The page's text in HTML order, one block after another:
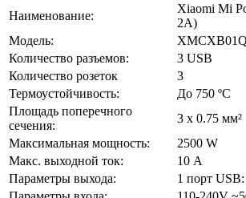
Наименование:
Xiaomi Mi
2A)
Модель:
Количество разъемов:
3 USB
Количество розеток
3
Термоустойчивость:
До 750 ºС
Площадь поперечного
сечения:
3 х 0.75 мм²
Максимальная мощность:
2500 W
Макс. выходной ток:
10 А
Параметры выхода:
1 порт